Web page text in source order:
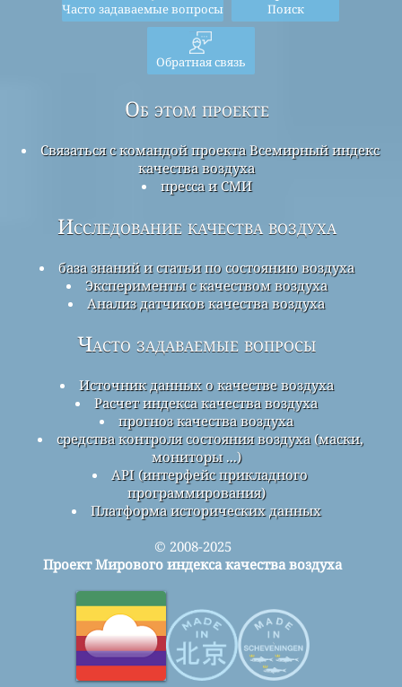
Часто задаваемые вопросы Поиск
Обратная связь
Об этом проекте
Связаться с командой проекта Всемирный индекс
качества воздуха
пресса и СМИ
Исследование качества воздуха
база знаний и статьи по состоянию воздуха
Эксперименты с качеством воздуха
Анализ датчиков качества воздуха
Часто задаваемые вопросы
Источник данных о качестве воздуха
Расчет индекса качества воздуха
прогноз качества воздуха
средства контроля состояния воздуха (маски,
мониторы ...)
API (интерфейс прикладного
программирования)
Платформа исторических данных
© 2008-2025
Проект Мирового индекса качества воздуха